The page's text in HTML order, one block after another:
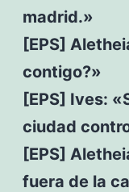
madrid.»
[EPS]
contigo?»
[EPS] Ives:
ciudad
[EPS]
fuera de la